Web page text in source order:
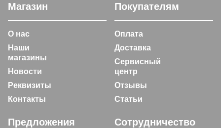
Магазин
О нас
Наши
магазины
Новости
Реквизиты
Контакты
Покупателям
Оплата
Доставка
Сервисный
центр
Отзывы
Статьи
Предложения Сотрудничество